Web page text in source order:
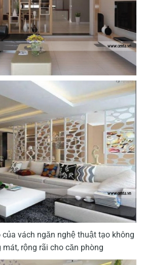
vách ngăn nghệ thuật tạo không
rộng rãi cho căn phòng